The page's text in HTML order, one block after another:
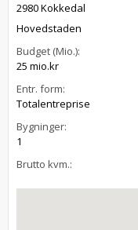
2980 Kokkedal
Hovedstaden
Budget (Mio.):
25 mio.kr
Entr. form:
Totalentreprise
Bygninger:
1
Brutto kvm.: